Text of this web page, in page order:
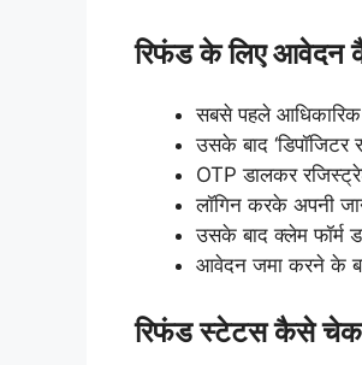
रिफंड के लिए आवेदन
सबसे पहले आधिकारिक
उसके बाद
OTP डालकर
लॉगिन करके अपनी
उसके बाद क्लेम फॉर्म
आवेदन जमा करने के
रिफंड स्टेटस कैसे